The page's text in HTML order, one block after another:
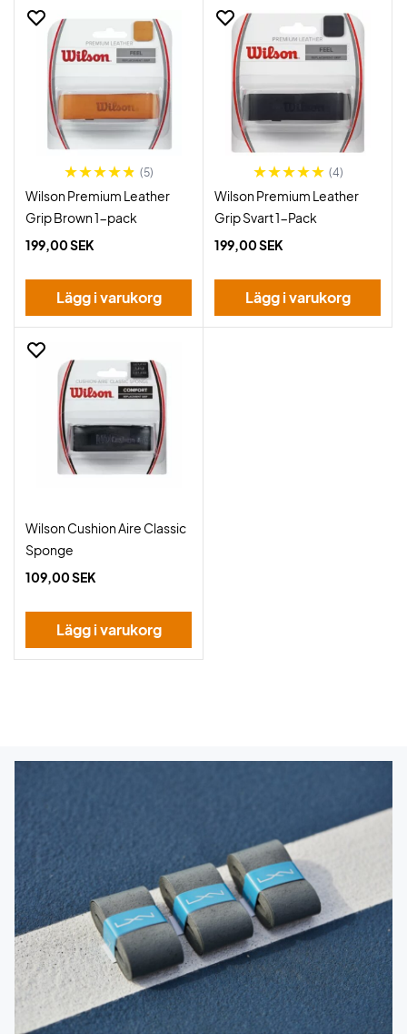
(5)
Wilson Premium Leather
Grip Brown 1-pack
199,00 SEK
Lägg i varukorg
(4)
Wilson Premium Leather
Grip Svart 1-Pack
199,00 SEK
Lägg i varukorg
Wilson Cushion Aire Classic
Sponge
109,00 SEK
Lägg i varukorg